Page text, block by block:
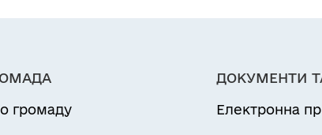
особи, контактний телефон
призначення, на якій
громаду
ДОКУМЕНТИ
Електронна